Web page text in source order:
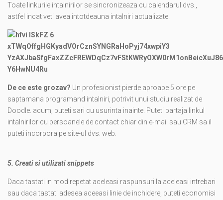
Toate linkurile intalnirilor se sincronizeaza cu calendarul dvs.,
astfel incat veti avea intotdeauna intalniri actualizate.
De ce este grozav? Un profesionist pierde aproape 5 ore pe
saptamana programand intalniri, potrivit unui studiu realizat de
Doodle. acum, puteti sari cu usurinta inainte. Puteti partaja linkul
intalnirilor cu persoanele de contact chiar din e-mail sau CRM sa il
puteti incorpora pe site-ul dvs. web.
5. Creati si utilizati snippets
Daca tastati in mod repetat aceleasi raspunsuri la aceleasi intrebari
sau daca tastati adesea aceeasi linie de inchidere, puteti economisi